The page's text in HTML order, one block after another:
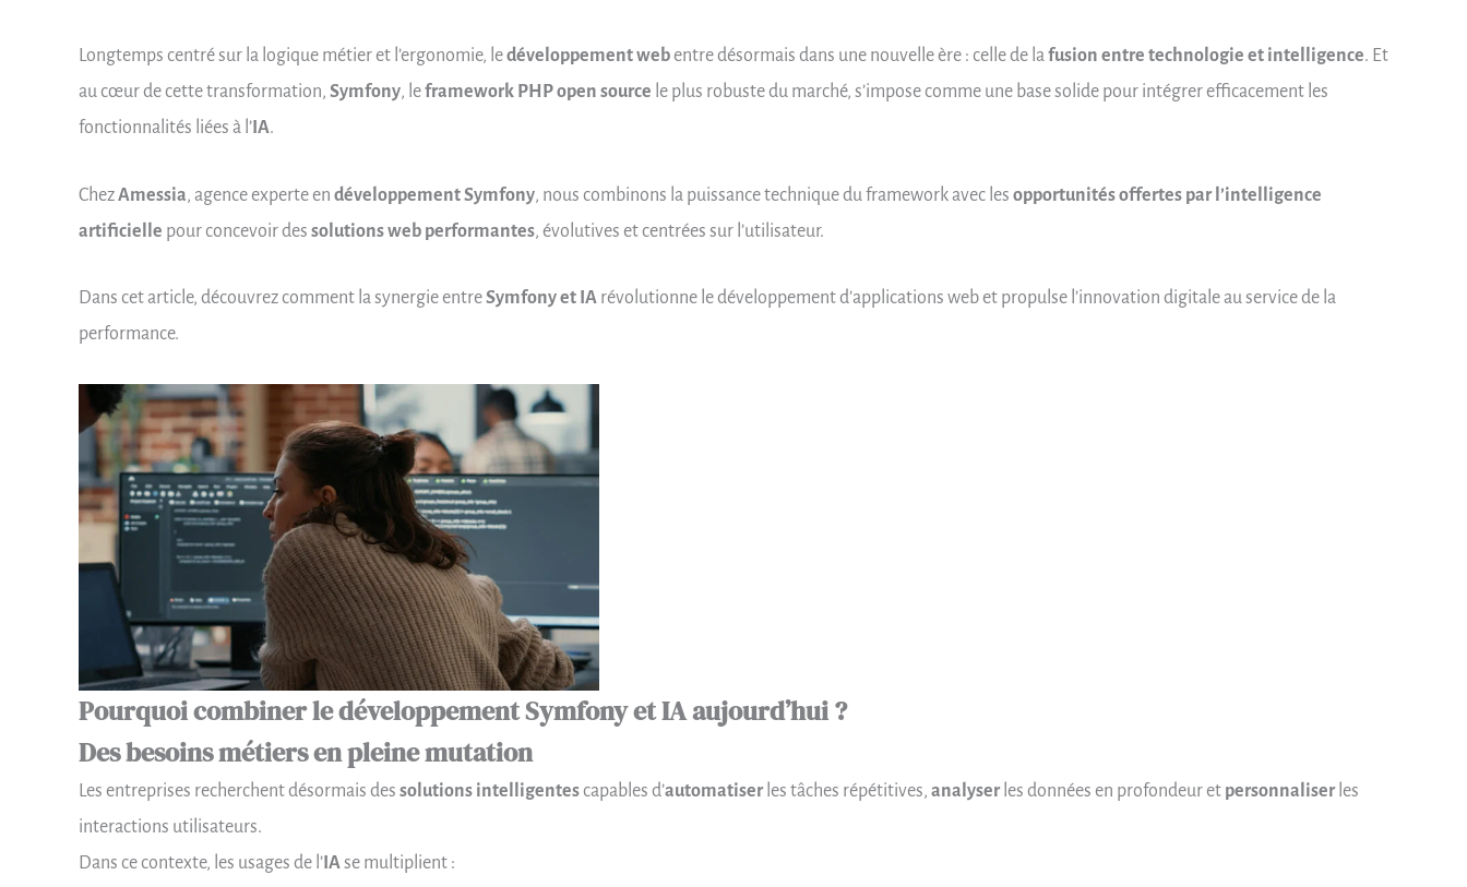
Longtemps centré sur la logique métier et l’ergonomie, ledéveloppement webentre désormais dans une nouvelle ère : celle de lafusion entre technologie et intelligence. Et
au cœur de cette transformation, Symfony, leframework PHP open source le plus robuste du marché, s’impose comme une base solide pour intégrer efficacement les
fonctionnalités liées à l’ IA.
ChezAmessia, agence experte en développement Symfony, nous combinons la puissance technique du framework avec les opportunités offertes par l’intelligence
artificielle pour concevoir des solutions web performantes, évolutives et centrées sur l’utilisateur.
Dans cet article, découvrez comment la synergie entreSymfony et IA révolutionne le développement d’applications web et propulse l’innovation digitale au service de la
performance.
Pourquoi combiner le développement Symfony et IA aujourd’hui ?
Des besoins métiers en pleine mutation
Les entreprises recherchent désormais des solutions intelligentescapables d’automatiser les tâches répétitives, analyser les données en profondeur et personnaliser les
interactions utilisateurs.
Dans ce contexte, les usages de l’ IAse multiplient :